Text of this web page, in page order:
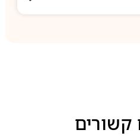
קשורים